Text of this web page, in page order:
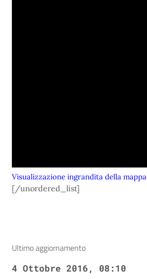
Visualizzazione ingrandita della mappa
[/unordered_list]
Ultimo aggiornamento
4 Ottobre 2016, 08:10